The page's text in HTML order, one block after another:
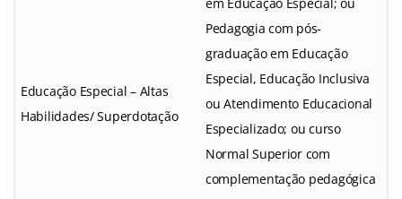
Educação Especial – Altas
Habilidades/ Superdotação
Pedagogia com pós-
graduação em Educação
Especial, Educação Inclusiva
ou Atendimento Educacional
Especializado; ou curso
Normal Superior com
complementação pedagógica